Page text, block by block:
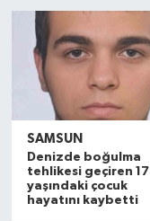
SAMSUN
Denizde boğulma
tehlikesi geçiren 17
yaşındaki çocuk
hayatını kaybetti